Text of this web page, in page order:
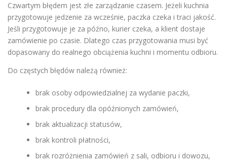
Czwartym błędem jest złe zarządzanie czasem. Jeżeli kuchnia
przygotowuje jedzenie za wcześnie, paczka czeka i traci jakość.
Jeśli przygotowuje je za późno, kurier czeka, a klient dostaje
zamówienie po czasie. Dlatego czas przygotowania musi być
dopasowany do realnego obciążenia kuchni i momentu odbioru.
Do częstych błędów należą również:
brak osoby odpowiedzialnej za wydanie paczki,
brak procedury dla opóźnionych zamówień,
brak aktualizacji statusów,
brak kontroli płatności,
brak rozróżnienia zamówień z sali, odbioru i dowozu,